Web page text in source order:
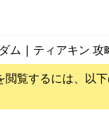
ム | ティアキン 攻
閲覧するには、以